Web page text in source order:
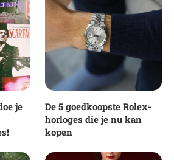
je
De 5 goedkoopste Rolex-
horloges die je nu kan
kopen